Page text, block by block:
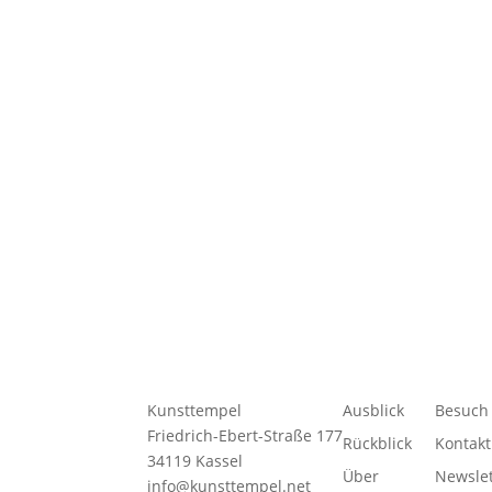
Kunsttempel
Friedrich-Ebert-Straße 177
34119 Kassel
info@kunsttempel.net
Ausblick
Rückblick
Über
Besuch
Kontakt